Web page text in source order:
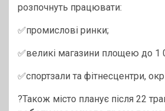
розпочнуть працювати:
✅промислові ринки;
✅великі магазини площею до 1
✅спортзали та фітнесцентри,
?Також місто планує після 22